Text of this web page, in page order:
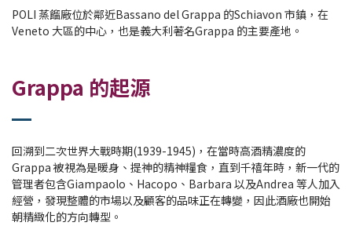
POLI 蒸餾廠位於鄰近Bassano del Grappa 的Schiavon 市鎮，在
Veneto 大區的中心，也是義大利著名Grappa 的主要產地。
Grappa 的起源
回溯到二次世界大戰時期(1939-1945)，在當時高酒精濃度的
Grappa 被視為是暖身、提神的精神糧食，直到千禧年時，新一代的
管理者包含Giampaolo、Hacopo、Barbara 以及Andrea 等人加入
經營，發現整體的市場以及顧客的品味正在轉變，因此酒廠也開始
朝精緻化的方向轉型。